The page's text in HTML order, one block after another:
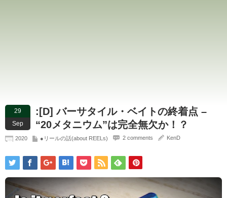
29
Sep
:[D] バーサタイル・ベイトの終着点 –
“20メタニウム”は完全無欠か！？
2020 ●リールの話(about REELs) 2 comments KenD